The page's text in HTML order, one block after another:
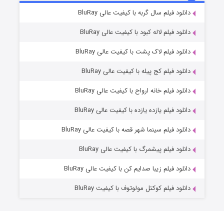
قسمت۷ (زیرنویس) منتشر شد دانلود فیلم سال گربه با کیفیت عالی BluRay
دانلود فیلم لاله کبود با کیفیت عالی BluRay
دانلود فیلم لاک پشت با کیفیت عالی BluRay
دانلود فیلم کج‌ پیله با کیفیت عالی BluRay
دانلود فیلم خانه ارواح با کیفیت عالی BluRay
دانلود فیلم یازده یازده با کیفیت عالی BluRay
دانلود فیلم سینما شهر قصه با کیفیت عالی BluRay
دانلود فیلم پیشمرگ با کیفیت عالی BluRay
دانلود فیلم زیبا صدایم کن با کیفیت عالی BluRay
دانلود فیلم کوکتل مولوتوف با کیفیت BluRay